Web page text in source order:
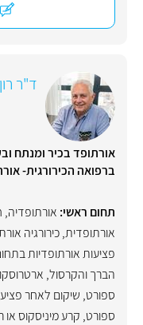
ד"ר
ברפואה הכירורגית-
תחום ראשי: אורתופדיה,
אורתופדית,כירורגיה
פציעות אורתופדיות
הברך והקרסול,
ספורט, שיקום לאחר
ספורט, קרע מיניסקוס או